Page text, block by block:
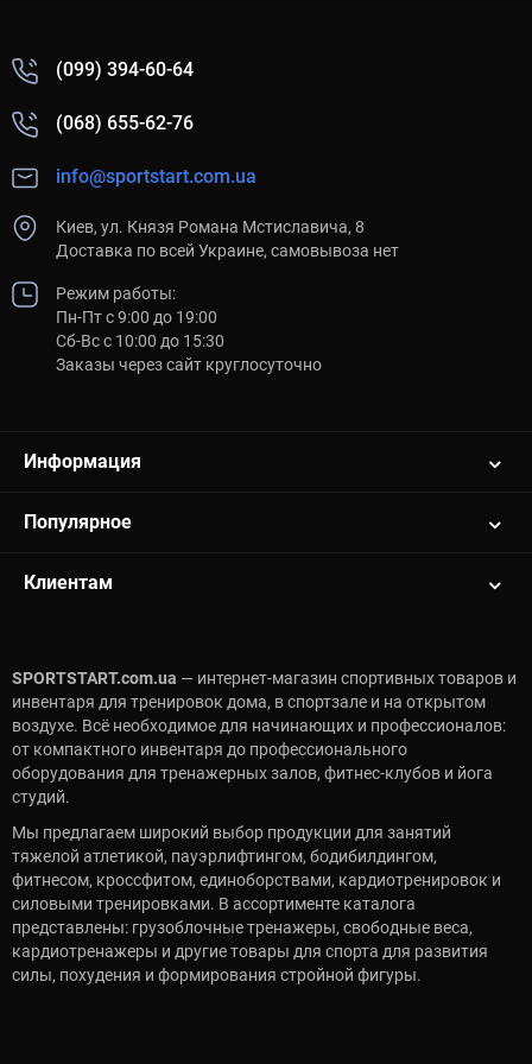
Бандажи (ортезы) на плечевой сустав – важный элемент в
здоровье своих суставов. Знание особенностей различных
для профилактики или лечения травм. Уделите внимание
качеству материала и конструкции, чтобы обеспечить
максимальную пользу и комфорт при использовании.
Спортстарт предлагает широкий ассортимент бандажей для
различных нужд – от легких эластичных бинтов до
специализированных жестких ортезов. Выбирайте надежную
защиту для ваших суставов вместе с нами!
(099) 394-60-64
(068) 655-62-76
info@sportstart.com.ua
Киев, ул. Князя Романа Мстиславича, 8
Доставка по всей Украине, самовывоза нет
Режим работы:
Пн-Пт с 9:00 до 19:00
Сб-Вс с 10:00 до 15:30
Заказы через сайт круглосуточно
Информация
Популярное
Клиентам
SPORTSTART.com.ua — интернет-магазин спортивных товаров и
инвентаря для тренировок дома, в спортзале и на открытом
воздухе. Всё необходимое для начинающих и профессионалов:
от компактного инвентаря до профессионального
оборудования для тренажерных залов, фитнес-клубов и йога
студий.
Мы предлагаем широкий выбор продукции для занятий
тяжелой атлетикой, пауэрлифтингом, бодибилдингом,
фитнесом, кроссфитом, единоборствами, кардиотренировок и
силовыми тренировками. В ассортименте каталога
представлены: грузоблочные тренажеры, свободные веса,
кардиотренажеры и другие товары для спорта для развития
силы, похудения и формирования стройной фигуры.